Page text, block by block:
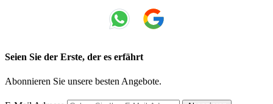
Seien Sie der Erste, der es erfährt
Abonnieren Sie unsere besten Angebote.